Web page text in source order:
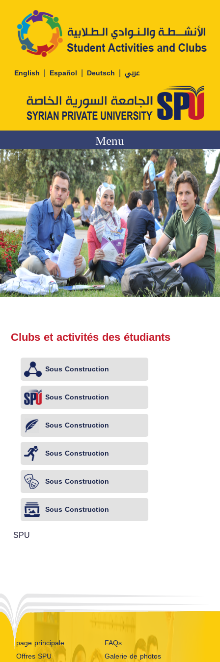
English | Español | Deutsch | عربي
Menu
Clubs et activités des étudiants
Sous Construction
Sous Construction
Sous Construction
Sous Construction
Sous Construction
Sous Construction
SPU
page principale
FAQs
Offres SPU
Galerie de photos